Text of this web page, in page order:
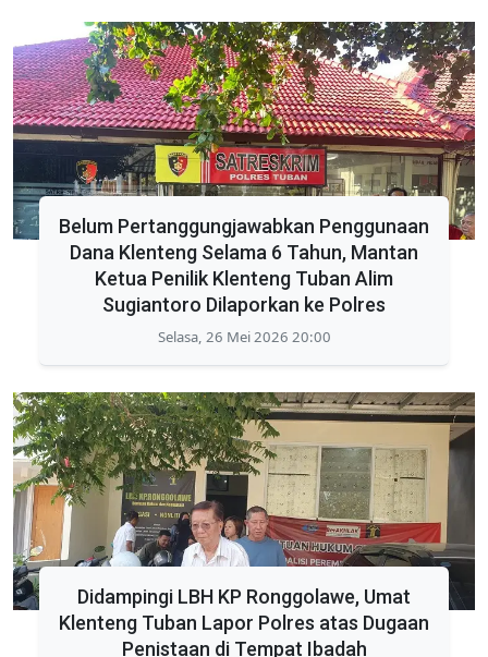
Belum Pertanggungjawabkan Penggunaan
Dana Klenteng Selama 6 Tahun, Mantan
Ketua Penilik Klenteng Tuban Alim
Sugiantoro Dilaporkan ke Polres
Selasa, 26 Mei 2026 20:00
Didampingi LBH KP Ronggolawe, Umat
Klenteng Tuban Lapor Polres atas Dugaan
Penistaan di Tempat Ibadah